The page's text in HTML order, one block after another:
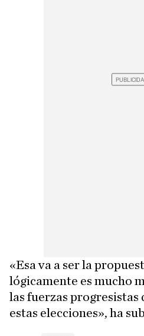
«Esa va a ser la
lógicamente es mucho
las fuerzas progresistas
estas elecciones», ha